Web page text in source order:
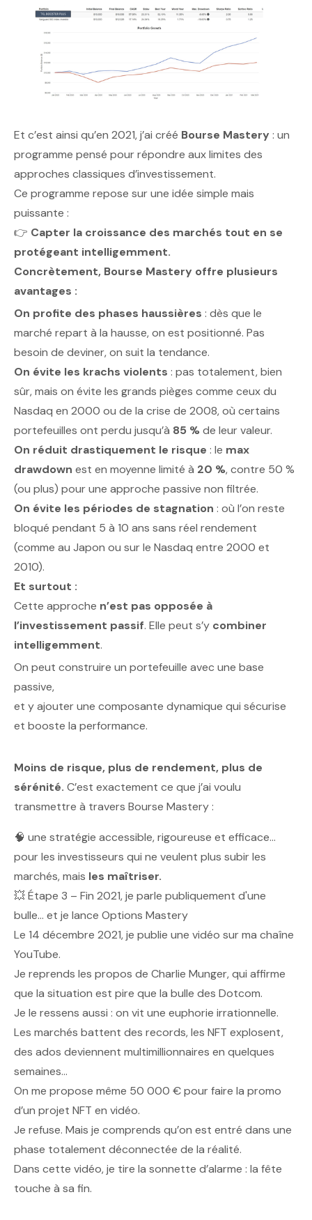
Et c’est ainsi qu’en 2021, j’ai créé Bourse Mastery : un
programme pensé pour répondre aux limites des
approches classiques d’investissement.
Ce programme repose sur une idée simple mais
puissante :
👉 Capter la croissance des marchés tout en se
protégeant intelligemment.
Concrètement, Bourse Mastery offre plusieurs
avantages :
On profite des phases haussières : dès que le
marché repart à la hausse, on est positionné. Pas
besoin de deviner, on suit la tendance.
On évite les krachs violents : pas totalement, bien
sûr, mais on évite les grands pièges comme ceux du
Nasdaq en 2000 ou de la crise de 2008, où certains
portefeuilles ont perdu jusqu’à 85 %de leur valeur.
On réduit drastiquement le risque : le max
drawdown est en moyenne limité à 20 %, contre 50 %
(ou plus) pour une approche passive non filtrée.
On évite les périodes de stagnation : où l’on reste
bloqué pendant 5 à 10 ans sans réel rendement
(comme au Japon ou sur le Nasdaq entre 2000 et
2010).
Et surtout :
Cette approche n’est pas opposée à
l’investissement passif. Elle peut s’y combiner
intelligemment.
On peut construire un portefeuille avec une base
passive,
et y ajouter une composante dynamique qui sécurise
et booste la performance.
Moins de risque, plus de rendement, plus de
sérénité. C’est exactement ce que j’ai voulu
transmettre à travers Bourse Mastery :
🧠 une stratégie accessible, rigoureuse et efficace…
pour les investisseurs qui ne veulent plus subir les
marchés, mais les maîtriser.
💥 Étape 3 – Fin 2021, je parle publiquement d'une
bulle… et je lance Options Mastery
Le 14 décembre 2021, je publie une vidéo sur ma chaîne
YouTube.
Je reprends les propos de Charlie Munger, qui affirme
que la situation est pire que la bulle des Dotcom.
Je le ressens aussi : on vit une euphorie irrationnelle.
Les marchés battent des records, les NFT explosent,
des ados deviennent multimillionnaires en quelques
semaines…
On me propose même 50 000 € pour faire la promo
d’un projet NFT en vidéo.
Je refuse. Mais je comprends qu’on est entré dans une
phase totalement déconnectée de la réalité.
Dans cette vidéo, je tire la sonnette d’alarme : la fête
touche à sa fin.